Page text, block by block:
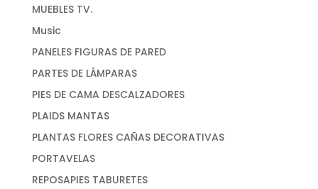
MUEBLES TV.
Music
PANELES FIGURAS DE PARED
PARTES DE LÁMPARAS
PIES DE CAMA DESCALZADORES
PLAIDS MANTAS
PLANTAS FLORES CAÑAS DECORATIVAS
PORTAVELAS
REPOSAPIES TABURETES